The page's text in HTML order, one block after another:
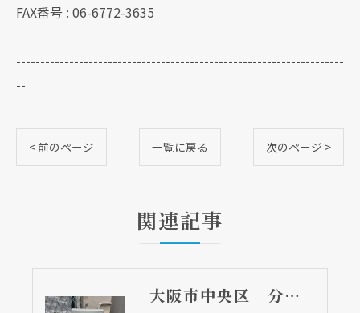
FAX番号 : 06-6772-3635
--------------------------------------------------------------------
--
< 前のページ 一覧に戻る 次のページ >
関連記事
大阪市中央区 分譲マンションの給湯器取替リフォーム工事 UV除菌機能搭載給湯器